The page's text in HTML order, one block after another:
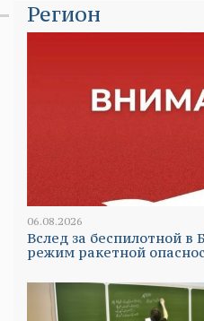
Регион
06.08.2026
Вслед за беспилотной в
режим ракетной